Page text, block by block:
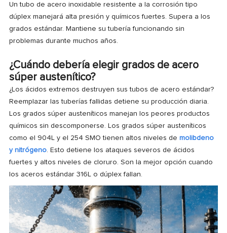
Un tubo de acero inoxidable resistente a la corrosión tipo
dúplex manejará alta presión y químicos fuertes. Supera a los
grados estándar. Mantiene su tubería funcionando sin
problemas durante muchos años.
¿Cuándo debería elegir grados de acero
súper austenítico?
¿Los ácidos extremos destruyen sus tubos de acero estándar?
Reemplazar las tuberías fallidas detiene su producción diaria.
Los grados súper austeníticos manejan los peores productos
químicos sin descomponerse. Los grados súper austeníticos
como el 904L y el 254 SMO tienen altos niveles de molibdeno
y nitrógeno. Esto detiene los ataques severos de ácidos
fuertes y altos niveles de cloruro. Son la mejor opción cuando
los aceros estándar 316L o dúplex fallan.